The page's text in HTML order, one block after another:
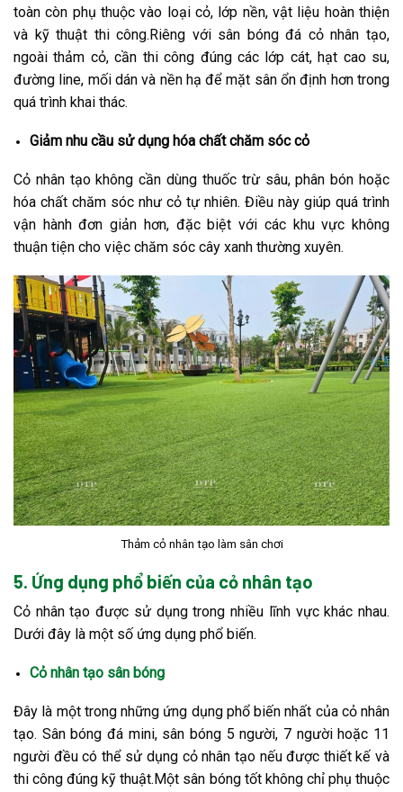
toàn còn phụ thuộc vào loại cỏ, lớp nền, vật liệu hoàn thiện
và kỹ thuật thi công.Riêng với sân bóng đá cỏ nhân tạo,
ngoài thảm cỏ, cần thi công đúng các lớp cát, hạt cao su,
đường line, mối dán và nền hạ để mặt sân ổn định hơn trong
quá trình khai thác.
Giảm nhu cầu sử dụng hóa chất chăm sóc cỏ
Cỏ nhân tạo không cần dùng thuốc trừ sâu, phân bón hoặc
hóa chất chăm sóc như cỏ tự nhiên. Điều này giúp quá trình
vận hành đơn giản hơn, đặc biệt với các khu vực không
thuận tiện cho việc chăm sóc cây xanh thường xuyên.
Thảm cỏ nhân tạo làm sân chơi
5. Ứng dụng phổ biến của cỏ nhân tạo
Cỏ nhân tạo được sử dụng trong nhiều lĩnh vực khác nhau.
Dưới đây là một số ứng dụng phổ biến.
Cỏ nhân tạo sân bóng
Đây là một trong những ứng dụng phổ biến nhất của cỏ nhân
tạo. Sân bóng đá mini, sân bóng 5 người, 7 người hoặc 11
người đều có thể sử dụng cỏ nhân tạo nếu được thiết kế và
thi công đúng kỹ thuật. Một sân bóng tốt không chỉ phụ thuộc